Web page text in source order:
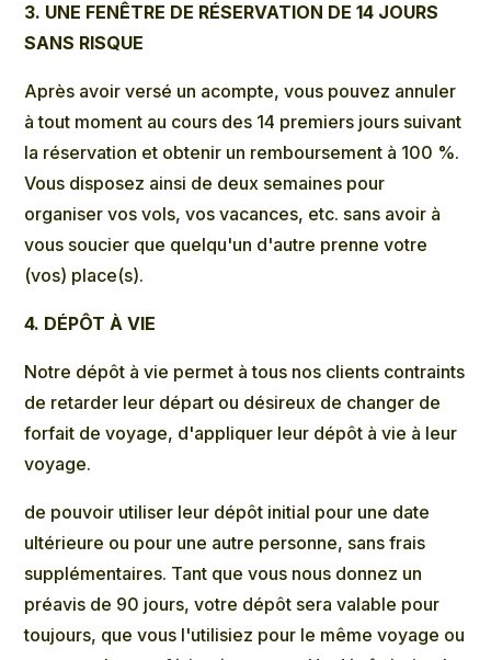
3. UNE FENÊTRE DE RÉSERVATION DE 14 JOURS
SANS RISQUE
Après avoir versé un acompte, vous pouvez annuler
à tout moment au cours des 14 premiers jours suivant
la réservation et obtenir un remboursement à 100 %.
Vous disposez ainsi de deux semaines pour
organiser vos vols, vos vacances, etc. sans avoir à
vous soucier que quelqu'un d'autre prenne votre
(vos) place(s).
4. DÉPÔT À VIE
Notre dépôt à vie permet à tous nos clients contraints
de retarder leur départ ou désireux de changer de
forfait de voyage, d'appliquer leur dépôt à vie à leur
voyage.
de pouvoir utiliser leur dépôt initial pour une date
ultérieure ou pour une autre personne, sans frais
supplémentaires. Tant que vous nous donnez un
préavis de 90 jours, votre dépôt sera valable pour
toujours, que vous l'utilisiez pour le même voyage ou